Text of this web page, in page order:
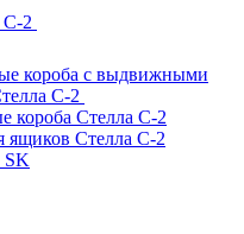
С-2
короба с выдвижными
С-2
короба Стелла С-2
Стелла С-2
SK